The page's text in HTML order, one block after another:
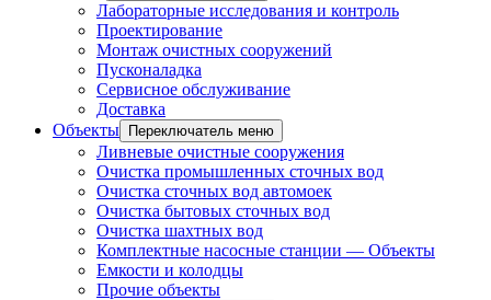
Лабораторные исследования и контроль
Проектирование
Монтаж очистных сооружений
Пусконаладка
Сервисное обслуживание
Доставка
Объекты
Переключатель меню
Ливневые очистные сооружения
Очистка промышленных сточных вод
Очистка сточных вод автомоек
Очистка бытовых сточных вод
Очистка шахтных вод
Комплектные насосные станции — Объекты
Емкости и колодцы
Прочие объекты